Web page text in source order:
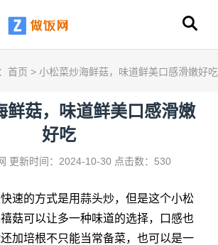
首页 > 小松菜炒海鲜菇，味道鲜美口感滑嫩好吃
鲜菇，味道鲜美口感滑嫩
好吃
更新时间：2024-10-30 点击数：530
速的方式是用蒜头炒，但是这个小松
菇可以让多一种味道的选择，口感也
加培根不只能当常备菜，也可以是一